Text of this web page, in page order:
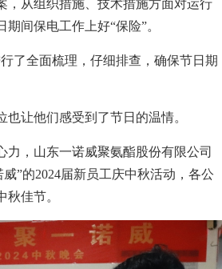
，从组织措施、技术措施方面对运行
间保电工作上好“保险”。
全面梳理，仔细排查，确保节日期
让他们感受到了节日的温情。
，山东一诺威聚氨酯股份有限公司
”的2024届新员工庆中秋活动，各公
佳节。